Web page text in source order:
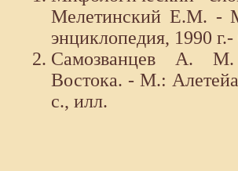
Мелетинский Е.М. -
энциклопедия, 1990 г.-
Самозванцев А.
Востока. - М.:
с., илл.